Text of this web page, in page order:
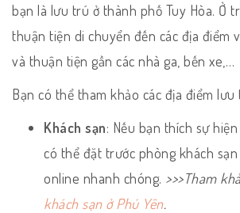
bạn là lưu trú ở thành phố Tuy Hòa. Ở
thuận tiện di chuyển đến các địa điểm
và thuận tiện gần các nhà ga, bến xe,…
Bạn có thể tham khảo các địa điểm lưu
Khách sạn: Nếu bạn thích sự
có thể đặt trước phòng khách
online nhanh chóng. >>>Tham
khách sạn ở Phú Yên.